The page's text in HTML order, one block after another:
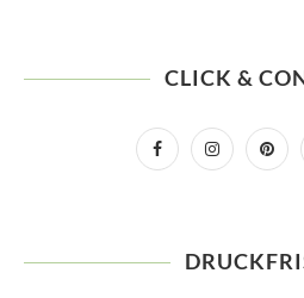
CLICK &